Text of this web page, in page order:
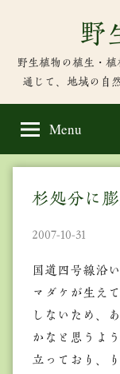
content
野
野生植物の植生・
通じて、地域の自
Menu
杉処分に
2007-10-31
国道四号線沿
マダケが生え
しないため、
かなと思うよ
立っており、